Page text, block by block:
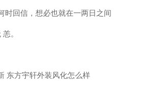
时回信，想必也就在一两日之间
。